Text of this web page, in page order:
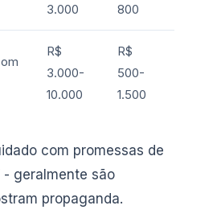
3.000
800
R$
3.000-
10.000
R$
500-
1.500
com promessas de
- geralmente são
propaganda.